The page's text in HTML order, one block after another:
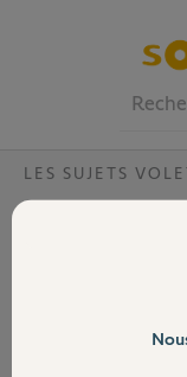
Volet
LES SUJETS
Bonjour, est-ce
switch est à prévoir
de pouvoir tout réunir